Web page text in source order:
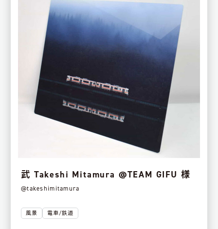
武 Takeshi Mitamura @TEAM GIFU 様
@takeshimitamura
風景 電車/鉄道